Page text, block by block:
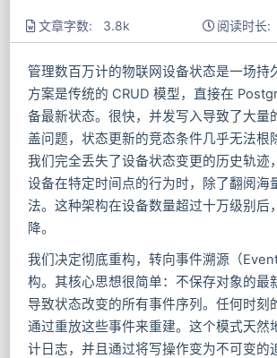
文章字数: 3.8k 阅读时长
管理数百万计的物联网设备状态是一场持
方案是传统的 CRUD 模型，直接在
备最新状态。很快，并发写入导致了大量
盖问题，状态更新的竞态条件几乎无法根
我们完全丢失了设备状态变更的历史轨迹
设备在特定时间点的行为时，除了翻阅海
法。这种架构在设备数量超过十万级别后
降。
我们决定彻底重构，转向事件溯源（
构。其核心思想很简单：不保存对象的最
导致状态改变的所有事件序列。任何时刻
通过重放这些事件来重建。这个模式天然
计日志，并且通过将写操作变为不可变